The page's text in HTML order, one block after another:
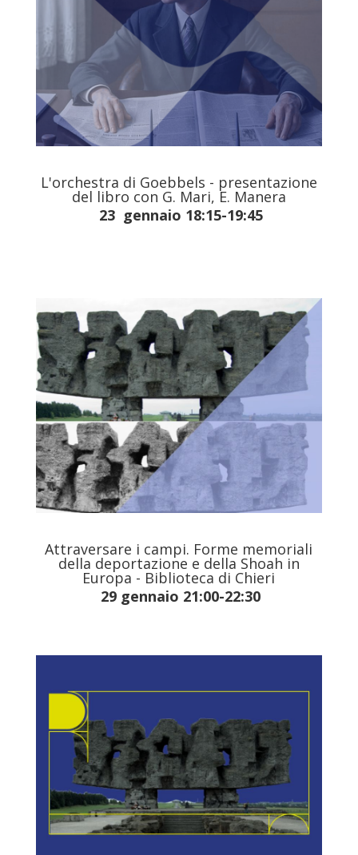
L'orchestra di Goebbels - presentazione
del libro con G. Mari, E. Manera
23 gennaio 18:15-19:45
Attraversare i campi. Forme memoriali
della deportazione e della Shoah in
Europa - Biblioteca di Chieri
29 gennaio 21:00-22:30